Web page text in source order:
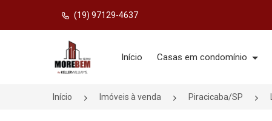
(19) 97129-4637
Página inicial
Início Casas em condomínio
Início Imóveis à venda Piracicaba/SP